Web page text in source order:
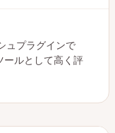
ュプラグインで
ルとして高く評